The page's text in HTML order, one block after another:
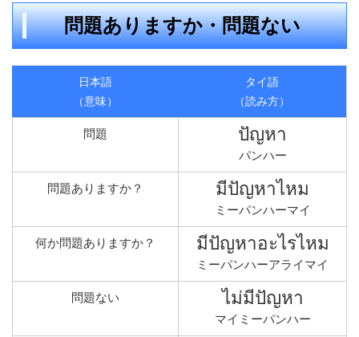
問題ありますか・問題ない
日本語
（意味）
タイ語
（読み方）
問題 ปัญหา
パンハー
問題ありますか？ มีปัญหาไหม
ミーパンハーマイ
何か問題ありますか？ มีปัญหาอะไรไหม
ミーパンハーアライマイ
問題ない ไม่มีปัญหา
マイミーパンハー